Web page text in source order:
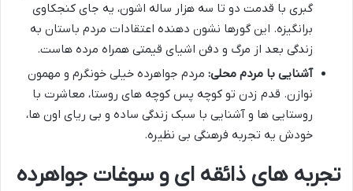
گبری با قدمت دو تا سه هزار ساله اشون، یه جای کنجکاوی
برانگیزه. این گورها نشون دهنده اعتقادات مردم باستان به
زندگی بعد از مرگ و دفن اشیای قیمتی همراه مرده هاست.
آشنایی با مردم محلی: مردم جواهرده خیلی خونگرم و مهمون
نوازن. قدم زدن تو کوچه پس کوچه های روستا، معاشرت با
روستایی ها و آشنایی با سبک زندگی ساده و بی ریای اون ها،
خودش یه تجربه فرهنگی بی نظیره.
تجربه های ذائقه ای و سوغات جواهرده